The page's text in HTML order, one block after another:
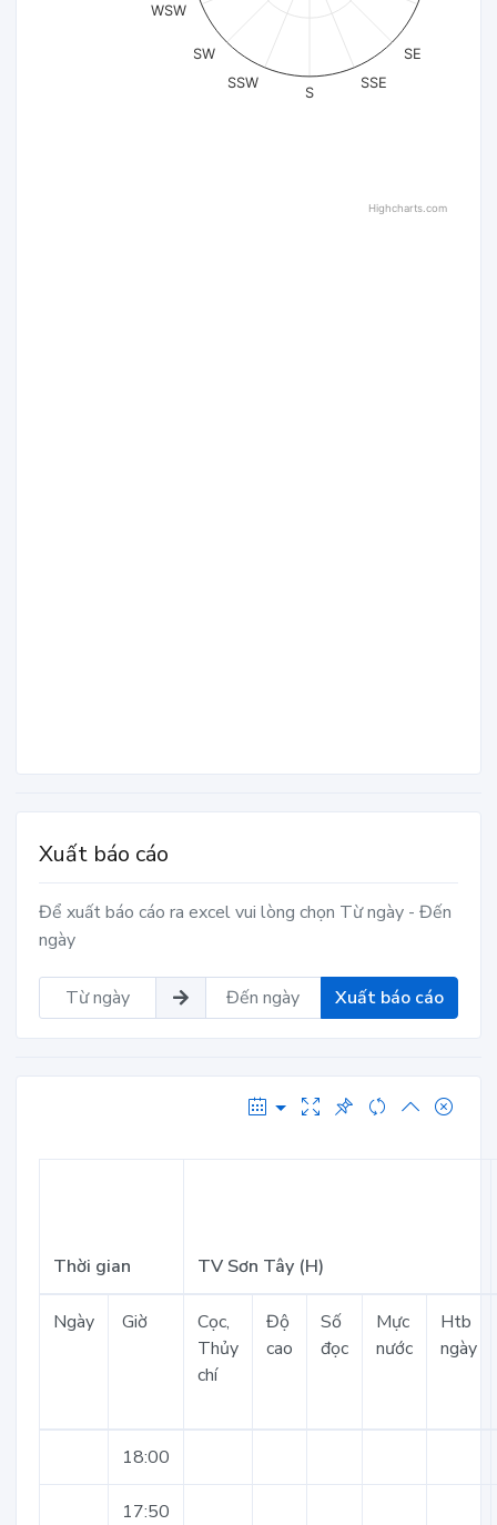
SE
SSE
S
SSW
SW
WSW
Highcharts.com
Xuất báo cáo
Để xuất báo cáo ra excel vui lòng chọn Từ ngày - Đến
ngày
Xuất báo cáo
Thời gian TV Sơn Tây (H)
Ngày Giờ
Cọc,
Thủy
chí
Độ
cao
Số
đọc
Mực
nước
Htb
ngày
18:00
17:50